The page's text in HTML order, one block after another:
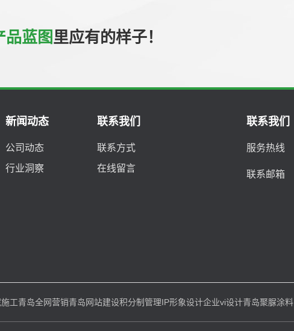
品蓝图 里应有的样子！
新闻动态
公司动态
行业洞察
联系我们
联系方式
在线留言
联系我们
服务热线
联系邮箱
工青岛全网营销青岛网站建设积分制管理IP形象设计企业vi设计青岛聚脲涂料